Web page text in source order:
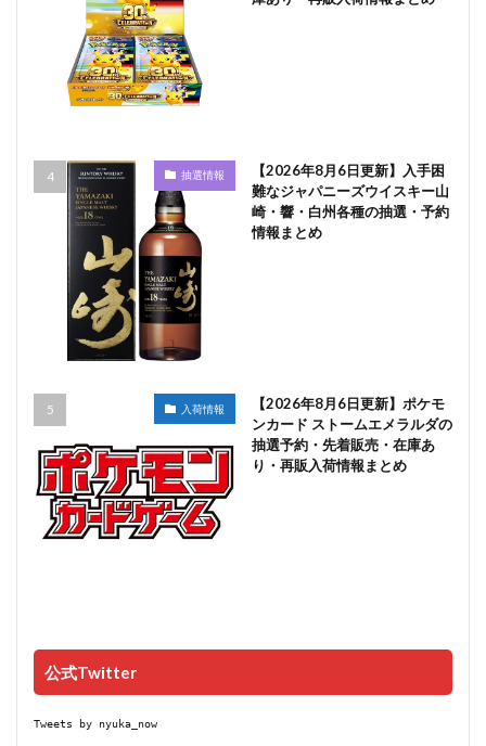
抽選情報
【2026年8月6日更新】入手困
難なジャパニーズウイスキー山
崎・響・白州各種の抽選・予約
情報まとめ
入荷情報
【2026年8月6日更新】ポケモ
ンカード ストームエメラルダの
抽選予約・先着販売・在庫あ
り・再販入荷情報まとめ
公式Twitter
Tweets by nyuka_now